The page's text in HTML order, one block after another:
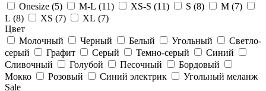
Onesize (5) M-L (11) XS-S (11) S (8) M (7)
L (8) XS (7) XL (7)
Цвет
Молочный
Черный Белый Угольный
Светло-
серый
Графит Серый Темно-серый
Синий
Сливочный
Голубой Песочный
Бордовый
Мокко
Розовый Синий электрик
Угольный меланж
Sale